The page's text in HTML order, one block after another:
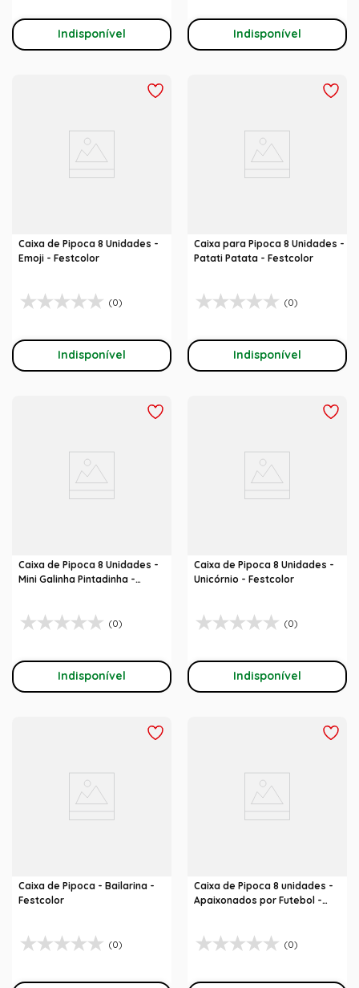
Indisponível Indisponível
Caixa de Pipoca 8 Unidades -
Emoji - Festcolor
(0)
Indisponível
Caixa para Pipoca 8 Unidades -
Patati Patata - Festcolor
(0)
Indisponível
Caixa de Pipoca 8 Unidades -
Mini Galinha Pintadinha -
(0)
Indisponível
Caixa de Pipoca 8 Unidades -
Unicórnio - Festcolor
(0)
Indisponível
Caixa de Pipoca - Bailarina -
Festcolor
(0)
Caixa de Pipoca 8 unidades -
Apaixonados por Futebol -
(0)